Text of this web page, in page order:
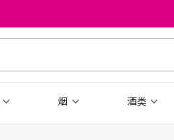
烟 酒类